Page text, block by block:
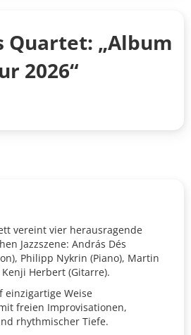
Quartet: „Album
2026“
vereint vier herausragende
Jazzszene: András Dés
Philipp Nykrin (Piano), Martin
Herbert (Gitarre).
einzigartige Weise
freien Improvisationen,
rhythmischer Tiefe.